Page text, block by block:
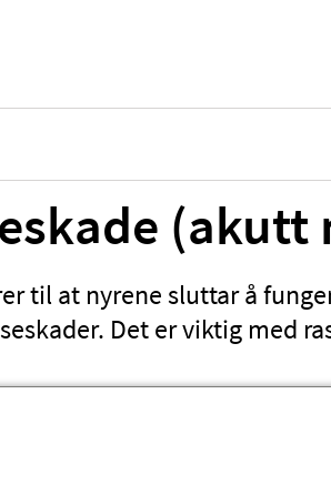
(akutt
til at nyrene sluttar å
Det er viktig med